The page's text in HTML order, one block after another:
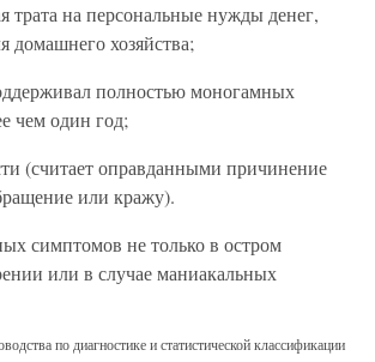
трата на персональные нужды денег,
домашнего хозяйства;
полностью моногамных
чем один год;
(считает оправданными причинение
или кражу).
симптомов не только в остром
или в случае маниакальных
по диагностике и статистической классификации